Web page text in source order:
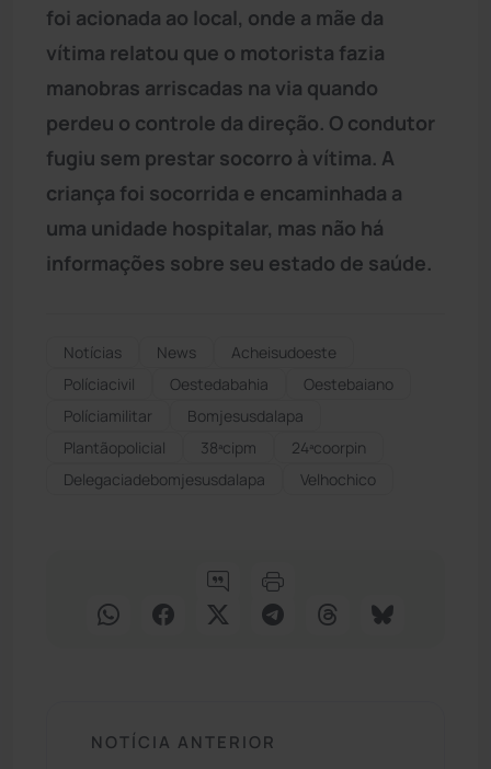
foi acionada ao local, onde a mãe da
vítima relatou que o motorista fazia
manobras arriscadas na via quando
perdeu o controle da direção. O condutor
fugiu sem prestar socorro à vítima. A
criança foi socorrida e encaminhada a
uma unidade hospitalar, mas não há
informações sobre seu estado de saúde.
Notícias News
Acheisudoeste
Políciacivil
Oestedabahia
Oestebaiano
Políciamilitar
Bomjesusdalapa
Plantãopolicial
38ªcipm
24ªcoorpin
Delegaciadebomjesusdalapa
Velhochico
NOTÍCIA ANTERIOR